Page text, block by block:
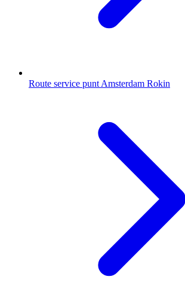
Route service punt Amsterdam Rokin